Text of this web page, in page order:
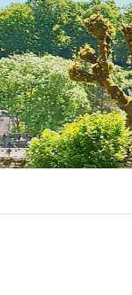
Skip
to
content